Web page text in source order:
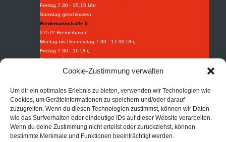
Cookie-Zustimmung verwalten
Um dir ein optimales Erlebnis zu bieten, verwenden wir Technologien wie
Cookies, um Geräteinformationen zu speichern und/oder darauf
zuzugreifen. Wenn du diesen Technologien zustimmst, können wir Daten
wie das Surfverhalten oder eindeutige IDs auf dieser Website verarbeiten.
Wenn du deine Zustimmung nicht erteilst oder zurückziehst, können
bestimmte Merkmale und Funktionen beeinträchtigt werden.
Freitag 7.30 - 15.15 Uhr,
Samstag geschlossen
Riedemannstraße 5
27572 Bremerhaven
Montag bis Donnerstag 7.30 - 17.30 Uhr,
Freitag 7.30 - 16 Uhr,
Samstag 9 - 13 Uhr
Weidestraße 8-10
Industriebedarf
Tel:+49 (0) 471 97395 0
Fax: +49 (0) 471 97395 95
Mail:info@afi-bhv.de